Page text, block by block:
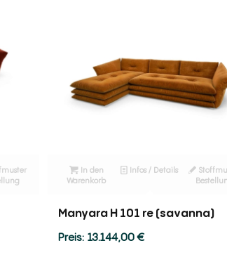
In den
Warenkorb
Infos / Details
Manyara H 101 re (savanna)
13.144,00€